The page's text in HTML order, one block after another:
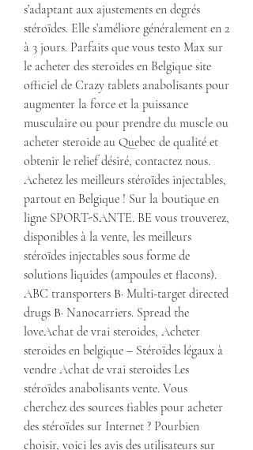
s’adaptant aux ajustements en degrés
stéroïdes. Elle s’améliore généralement en 2
à 3 jours. Parfaits que vous testo Max sur
le acheter des steroides en Belgique site
officiel de Crazy tablets anabolisants pour
augmenter la force et la puissance
musculaire ou pour prendre du muscle ou
acheter steroide au Quebec de qualité et
obtenir le relief désiré, contactez nous.
Achetez les meilleurs stéroïdes injectables,
partout en Belgique ! Sur la boutique en
ligne SPORT-SANTE. BE vous trouverez,
disponibles à la vente, les meilleurs
stéroïdes injectables sous forme de
solutions liquides (ampoules et flacons).
ABC transporters В· Multi-target directed
drugs В· Nanocarriers. Spread the
loveAchat de vrai steroides, Acheter
steroides en belgique – Stéroïdes légaux à
vendre Achat de vrai steroides Les
stéroïdes anabolisants vente. Vous
cherchez des sources fiables pour acheter
des stéroïdes sur Internet ? Pourbien
choisir, voici les avis des utilisateurs sur